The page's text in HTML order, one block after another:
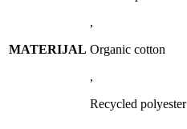
MATERIJAL
,
Organic cotton
,
Recycled polyester